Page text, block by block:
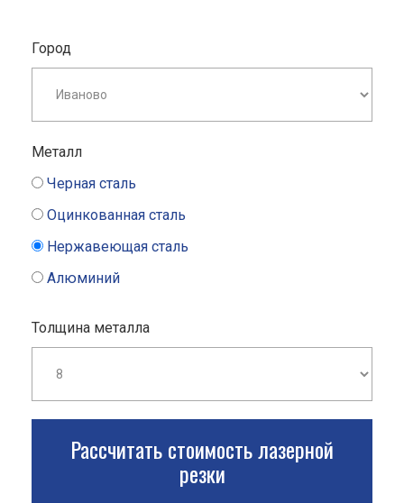
Город
Металл
Черная сталь
Оцинкованная сталь
Нержавеющая сталь
Алюминий
Толщина металла
Рассчитать стоимость лазерной
резки